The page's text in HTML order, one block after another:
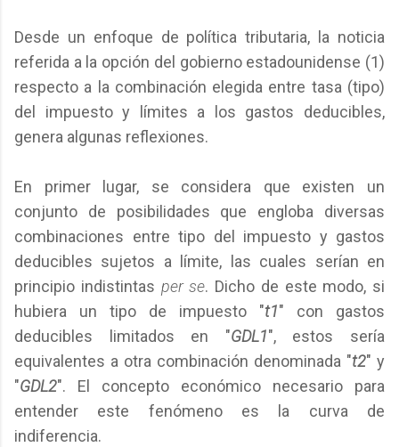
Desde un enfoque de política tributaria, la noticia
referida a la opción del gobierno estadounidense (1)
respecto a la combinación elegida entre tasa (tipo)
del impuesto y límites a los gastos deducibles,
genera algunas reflexiones.
En primer lugar, se considera que existen un
conjunto de posibilidades que engloba diversas
combinaciones entre tipo del impuesto y gastos
deducibles sujetos a límite, las cuales serían en
principio indistintas per se. Dicho de este modo, si
hubiera un tipo de impuesto "t1" con gastos
deducibles limitados en "GDL1", estos sería
equivalentes a otra combinación denominada "t2" y
"GDL2". El concepto económico necesario para
entender este fenómeno es la curva de
indiferencia.